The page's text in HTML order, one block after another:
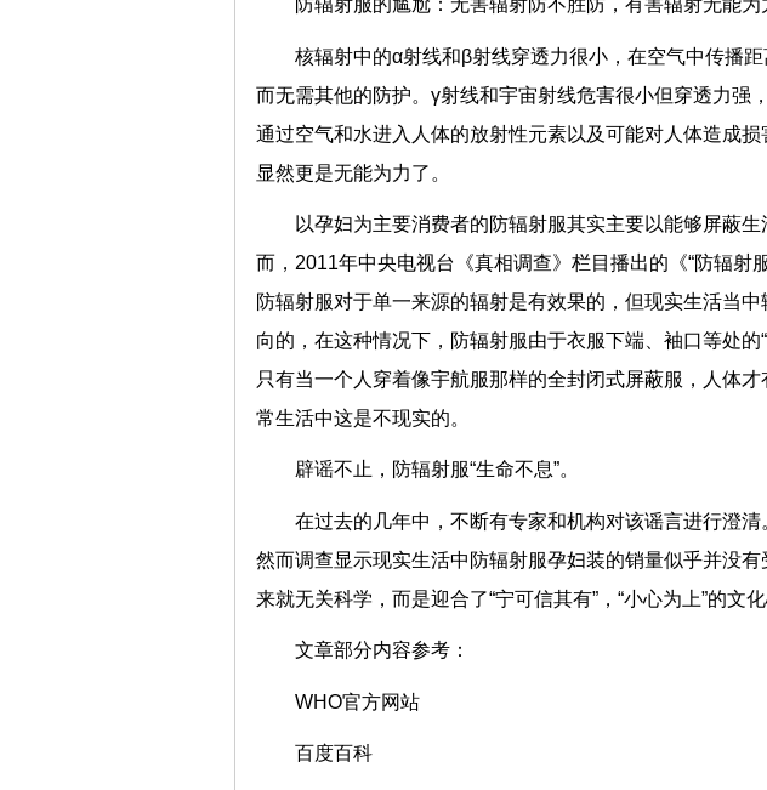
防辐射服的尴尬：无害辐射防不胜防，有害辐射无能为
核辐射中的α射线和β射线穿透力很小，在空气中传播
而无需其他的防护。γ射线和宇宙射线危害很小但穿透力强
通过空气和水进入人体的放射性元素以及可能对人体造成
显然更是无能为力了。
以孕妇为主要消费者的防辐射服其实主要以能够屏蔽
而，2011年中央电视台《真相调查》栏目播出的《“防辐射
防辐射服对于单一来源的辐射是有效果的，但现实生活当
向的，在这种情况下，防辐射服由于衣服下端、袖口等处的
只有当一个人穿着像宇航服那样的全封闭式屏蔽服，人体
常生活中这是不现实的。
辟谣不止，防辐射服“生命不息”。
在过去的几年中，不断有专家和机构对该谣言进行澄清
然而调查显示现实生活中防辐射服孕妇装的销量似乎并没
来就无关科学，而是迎合了“宁可信其有”，“小心为上”的文化
文章部分内容参考：
WHO官方网站
百度百科